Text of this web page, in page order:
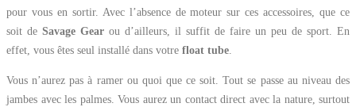
pour vous en sortir. Avec l’absence de moteur sur ces accessoires, que ce
soit de Savage Gear ou d’ailleurs, il suffit de faire un peu de sport. En
effet, vous êtes seul installé dans votre float tube
Vous n’aurez pas à ramer ou quoi que ce soit. Tout se passe au niveau des
jambes avec les palmes. Vous aurez un contact direct avec la nature, surtout